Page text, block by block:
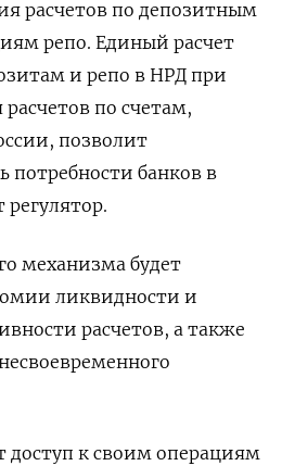
расчетов по депозитным
репо. Единый расчет
и репо в НРД при
по счетам,
позволит
потребности банков в
механизма будет
ликвидности и
расчетов, а также
доступ к своим операциям